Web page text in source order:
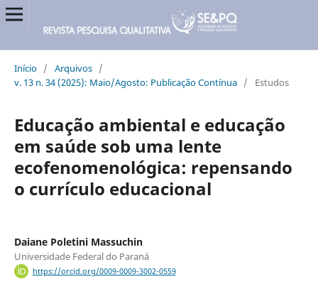
Início / Arquivos /
v. 13 n. 34 (2025): Maio/Agosto: Publicação Contínua / Estudos
Educação ambiental e educação
em saúde sob uma lente
ecofenomenológica: repensando
o currículo educacional
Daiane Poletini Massuchin
Universidade Federal do Paraná
https://orcid.org/0009-0009-3002-0559